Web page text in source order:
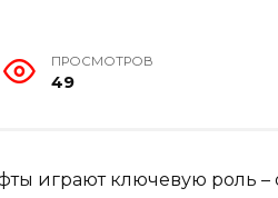
ПРОСМОТРОВ
49
играют ключевую роль –